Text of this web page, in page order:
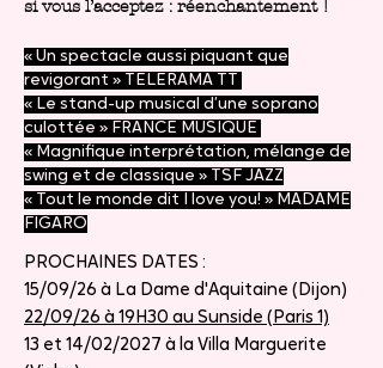
si vous l’acceptez : réenchantement !
« Un spectacle aussi piquant que
revigorant » TELERAMA TT
« Le stand-up musical d’une soprano
culottée » FRANCE MUSIQUE
« Magnifique interprétation, mélange de
swing et de classique » TSF JAZZ
« Tout le monde dit I love you! » MADAME
FIGARO
PROCHAINES DATES :
15/09/26 à La Dame d'Aquitaine (Dijon)
22/09/26 à 19H30 au Sunside (Paris 1)
13 et 14/02/2027 à la Villa Marguerite